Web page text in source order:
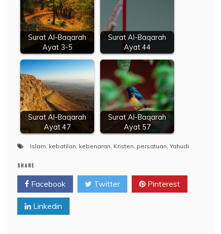
Surat Al-Baqarah
Ayat 3-5
Surat Al-Baqarah
Ayat 44
Surat Al-Baqarah
Ayat 47
Surat Al-Baqarah
Ayat 57
Islam, kebatilan, kebenaran, Kristen, persatuan, Yahudi
SHARE
Facebook Twitter Pinterest
Linkedin